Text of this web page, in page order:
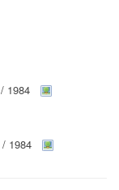
/ 1984
/ 1984